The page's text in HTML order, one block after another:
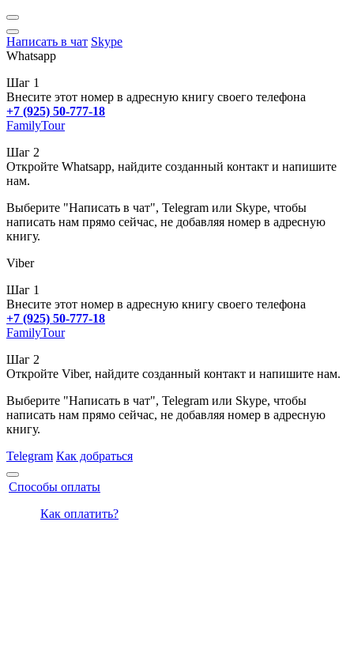
Написать в чат Skype
Whatsapp
Шаг 1
Внесите этот номер в адресную книгу своего телефона
+7 (925) 50-777-18
FamilyTour
Шаг 2
Откройте Whatsapp, найдите созданный контакт и напишите
нам.
Выберите "Написать в чат", Telegram или Skype, чтобы
написать нам прямо сейчас, не добавляя номер в адресную
книгу.
Viber
Шаг 1
Внесите этот номер в адресную книгу своего телефона
+7 (925) 50-777-18
FamilyTour
Шаг 2
Откройте Viber, найдите созданный контакт и напишите нам.
Выберите "Написать в чат", Telegram или Skype, чтобы
написать нам прямо сейчас, не добавляя номер в адресную
книгу.
Telegram Как добраться
Способы оплаты
Как оплатить?